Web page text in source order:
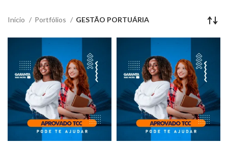
Início Portfólios GESTÃO PORTUÁRIA